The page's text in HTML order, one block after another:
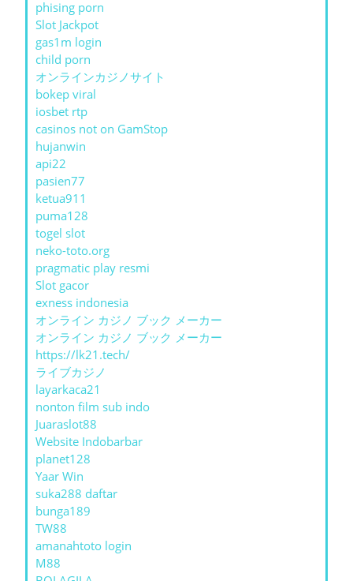
phising porn
Slot Jackpot
gas1m login
child porn
オンラインカジノサイト
bokep viral
iosbet rtp
casinos not on GamStop
hujanwin
api22
pasien77
ketua911
puma128
togel slot
neko-toto.org
pragmatic play resmi
Slot gacor
exness indonesia
オンライン カジノ ブック メーカー
オンライン カジノ ブック メーカー
https://lk21.tech/
ライブカジノ
layarkaca21
nonton film sub indo
Juaraslot88
Website Indobarbar
planet128
Yaar Win
suka288 daftar
bunga189
TW88
amanahtoto login
M88